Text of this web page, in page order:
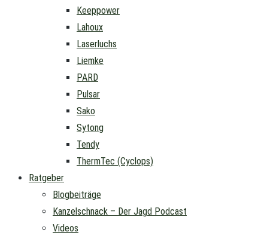
Keeppower
Lahoux
Laserluchs
Liemke
PARD
Pulsar
Sako
Sytong
Tendy
ThermTec (Cyclops)
Ratgeber
Blogbeiträge
Kanzelschnack – Der Jagd Podcast
Videos